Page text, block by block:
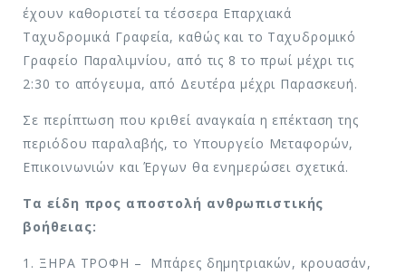
έχουν καθοριστεί τα τέσσερα Επαρχιακά
Ταχυδρομικά Γραφεία, καθώς και το Ταχυδρομικό
Γραφείο Παραλιμνίου, από τις 8 το πρωί μέχρι τις
2:30 το απόγευμα, από Δευτέρα μέχρι Παρασκευή.
Σε περίπτωση που κριθεί αναγκαία η επέκταση της
περιόδου παραλαβής, το Υπουργείο Μεταφορών,
Επικοινωνιών και Έργων θα ενημερώσει σχετικά.
Τα είδη προς αποστολή ανθρωπιστικής
βοήθειας:
1. ΞΗΡΑ ΤΡΟΦΗ – Μπάρες δημητριακών, κρουασάν,